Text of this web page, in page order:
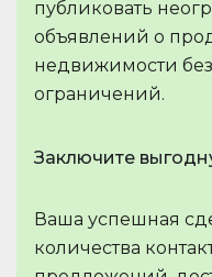
публиковать
объявлений о
недвижимости
ограничений.
Заключите
Ваша успешная
количества